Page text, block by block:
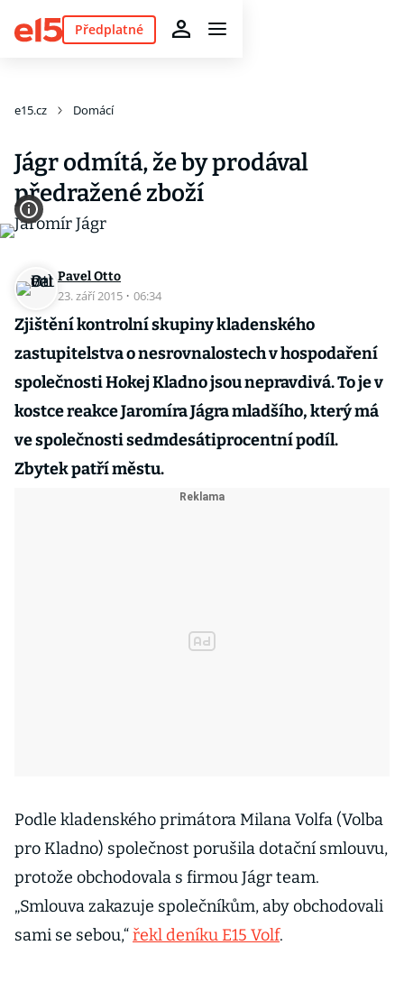
Předplatné
e15.cz Domácí
Jágr odmítá, že by prodával
předražené zboží
Pavel Otto
23. září 2015 · 06:34
Zjištění kontrolní skupiny kladenského
zastupitelstva o nesrovnalostech v hospodaření
společnosti Hokej Kladno jsou nepravdivá. To je v
kostce reakce Jaromíra Jágra mladšího, který má
ve společnosti sedmdesátiprocentní podíl.
Zbytek patří městu.
Podle kladenského primátora Milana Volfa (Volba
pro Kladno) společnost porušila dotační smlouvu,
protože obchodovala s firmou Jágr team.
„Smlouva zakazuje společníkům, aby obchodovali
sami se sebou,“řekl deníku E15 Volf.